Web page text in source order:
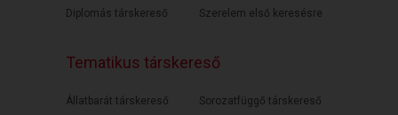
Diplomás társkereső
Szerelem első keresésre
Tematikus társkereső
Állatbarát társkereső
Sorozatfüggő társkereső